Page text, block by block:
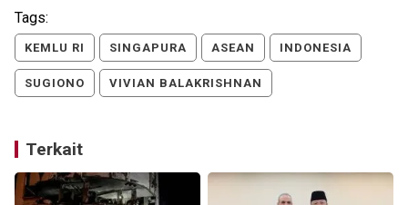
Tags:
KEMLU RI SINGAPURA ASEAN INDONESIA
SUGIONO VIVIAN BALAKRISHNAN
Terkait